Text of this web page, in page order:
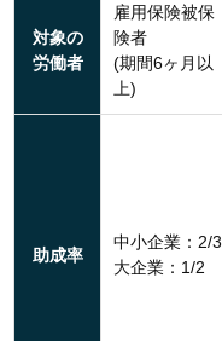
対象の
労働者
雇用保険被保
険者
(期間6ヶ月以
上)
助成率
中小企業：2/3
大企業：1/2